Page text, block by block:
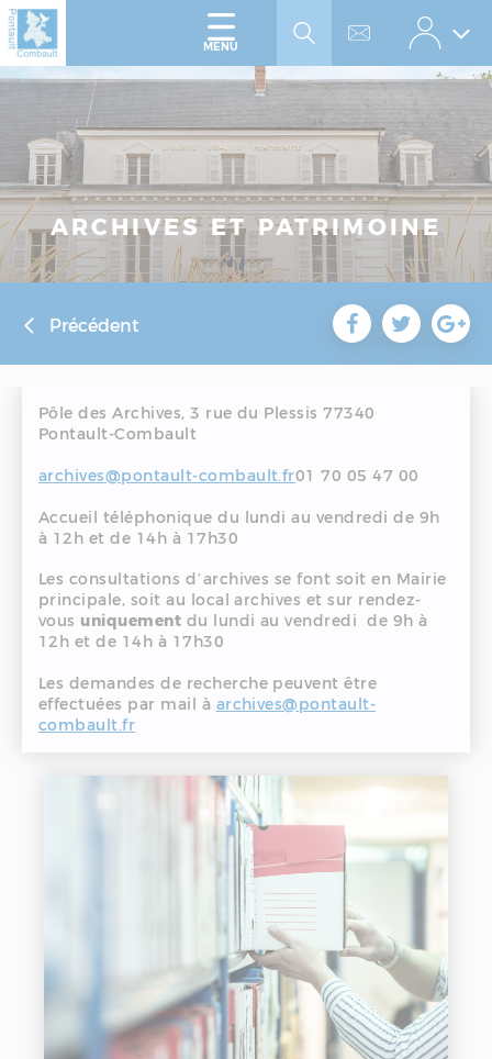
au
menu
Accéder
contenu
MENU
ARCHIVES ET PATRIMOINE
Précédent
Pôle des Archives, 3 rue du Plessis 77340
Pontault-Combault
archives@pontault-combault.fr01 70 05 47 00
Accueil téléphonique du lundi au vendredi de 9h
à 12h et de 14h à 17h30
Les consultations d’archives se font soit en Mairie
principale, soit au local archives et sur rendez-
vous uniquement du lundi au vendredi de 9h à
12h et de 14h à 17h30
Les demandes de recherche peuvent être
effectuées par mail à archives@pontault-
combault.fr
Panneau de gestion des cookies